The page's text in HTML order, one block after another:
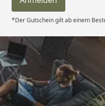
*Der Gutschein gilt ab einem